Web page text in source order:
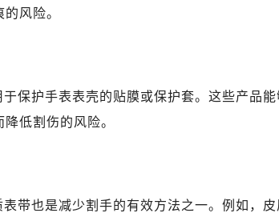
农路57号圆融广场写字楼16层1603室（需提前
放大道686号世界贸易大厦38层09室（需提前预
山路111号万象城华润大厦B座12楼03室（需提
洲路729号浦西万达中心写字楼A座7楼709室（
利路139号万达金融中心A座907室（需提前预约
司高架桥路33号亨特国际金融中心14楼14D（
风险。
保护手表表壳的贴膜或保护套。这些产品
低割伤的风险。
带也是减少割手的有效方法之一。例如，